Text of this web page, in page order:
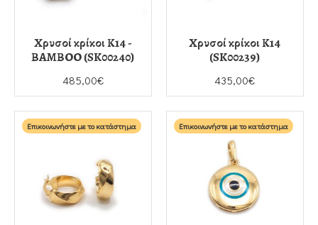
Χρυσοί κρίκοι Κ14 -
ΒΑΜΒΟΟ (SK00240)
485,00€
Χρυσοί κρίκοι Κ14
(SK00239)
435,00€
Επικοινωνήστε με το κατάστημα Επικοινωνήστε με το κατάστημα